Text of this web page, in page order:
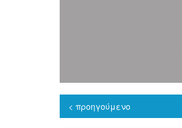
< προηγούμενο